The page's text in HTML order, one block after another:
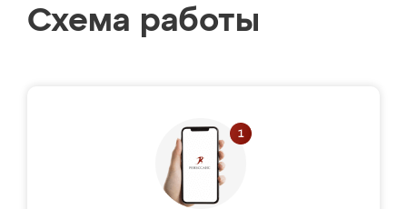
Схема работы